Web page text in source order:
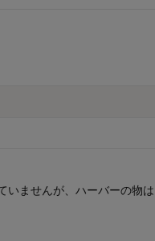
いませんが、ハーバーの物